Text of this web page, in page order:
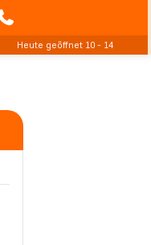
Heute geöffnet 10 - 14